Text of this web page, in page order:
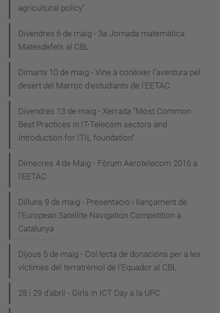
agricultural policy"
Divendres 6 de maig - 3a Jornada matemàtica
Matesdefels al CBL
Dimarts 10 de maig - Vine a conèixer l'aventura pel
desert del Marroc d'estudiants de l'EETAC
Divendres 13 de maig - Xerrada "Most Common
Best Practices in IT-Telecom sectors and
Introduction for ITIL foundation"
Dimecres 4 de Maig - Fòrum Aerotelecom 2016 a
l'EETAC
Dilluns 9 de maig - Presentació i llançament de
l’European Satellite Navigation Competition a
Catalunya
Dijous 5 de maig - Col·lecta de donacions per a les
víctimes del terratrèmol de l'Equador al CBL
28 i 29 d'abril - Girls in ICT Day a la UPC